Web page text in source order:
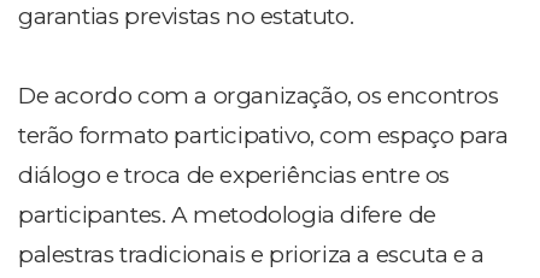
garantias previstas no estatuto.
De acordo com a organização, os encontros
terão formato participativo, com espaço para
diálogo e troca de experiências entre os
participantes. A metodologia difere de
palestras tradicionais e prioriza a escuta e a